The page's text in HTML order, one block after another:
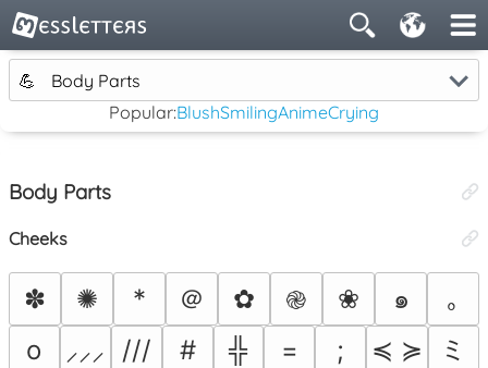
💪
Body Parts
Popular:BlushSmilingAnimeCrying
Body Parts
Cheeks
✽ ✺ * ＠ ✿ ֎ ❀ ๑
｡
o
⸝⸝⸝ /// # ╬ = ; ≼ ≽
ミ